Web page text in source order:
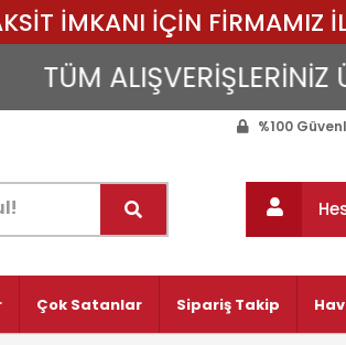
İMKANI İÇİN FİRMAMIZ
TÜM ALIŞVERİŞLERİNİZ
%100
Çok Satanlar Sipariş Takip